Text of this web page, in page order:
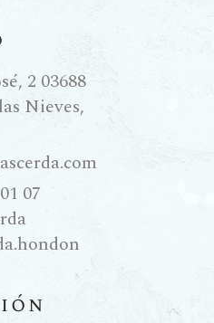
2 03688
Nieves,
07